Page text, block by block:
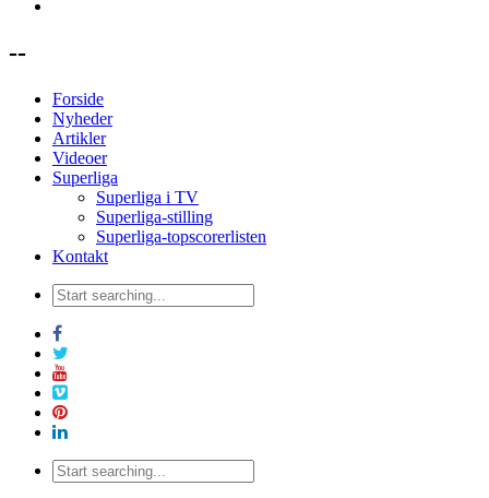
--
Forside
Nyheder
Artikler
Videoer
Superliga
Superliga i TV
Superliga-stilling
Superliga-topscorerlisten
Kontakt